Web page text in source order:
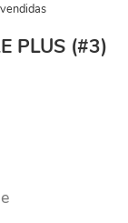
vendidas
PLUS (#3)